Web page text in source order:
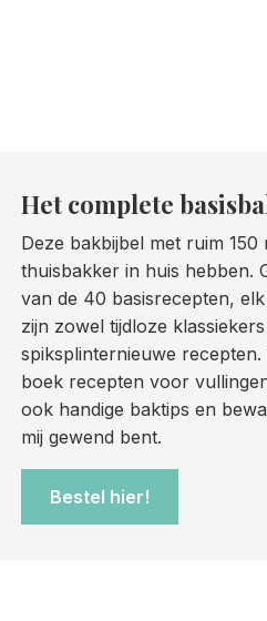
Het complete
Deze bakbijbel met ruim
thuisbakker in huis hebben.
van de 40 basisrecepten,
zijn zowel tijdloze
spiksplinternieuwe
boek recepten voor
ook handige baktips en
mij gewend bent.
Bestel hier!